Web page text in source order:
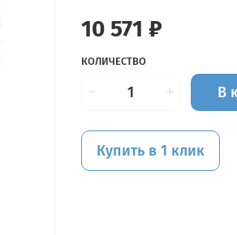
10 571 ₽
КОЛИЧЕСТВО
В
Купить в 1 клик